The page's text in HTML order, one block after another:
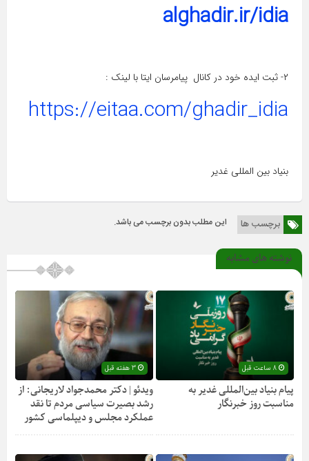
alghadir.ir/idia
۲- ثبت ایده خود در کانال پیامرسان ایتا با لینک :
https://eitaa.com/ghadir_idia
بنیاد بین المللی غدیر
برچسب ها این مطلب بدون برچسب می باشد.
نوشته های مشابه
8 ساعت قبل
پیام بنیاد بین‌المللی غدیر به
مناسبت روز خبرنگار
ویدئو | دکتر محمدجواد لاریجانی: از
رشد بصیرت سیاسی مردم تا نقد
عملکرد مجلس و دیپلماسی کشور